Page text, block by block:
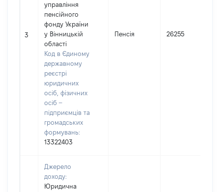
3
управління
пенсійного
фонду України
у Вінницькій
області
Код в Єдиному
державному
реєстрі
юридичних
осіб, фізичних
осіб –
підприємців та
громадських
формувань:
13322403
Пенсія 26255
Джерело
доходу:
Юридична